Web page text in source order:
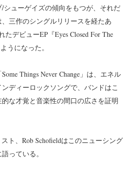
シューゲイズの傾向をもつが、それだ
三作のシングルリリースを経たあ
たデビューEP『Eyes Closed For The
うになった。
Things Never Change」は、エネル
ディーロックソングで、バンドはこ
な才覚と音楽性の間口の広さを証明
ト、Rob Schofieldはこのニューシング
っている。